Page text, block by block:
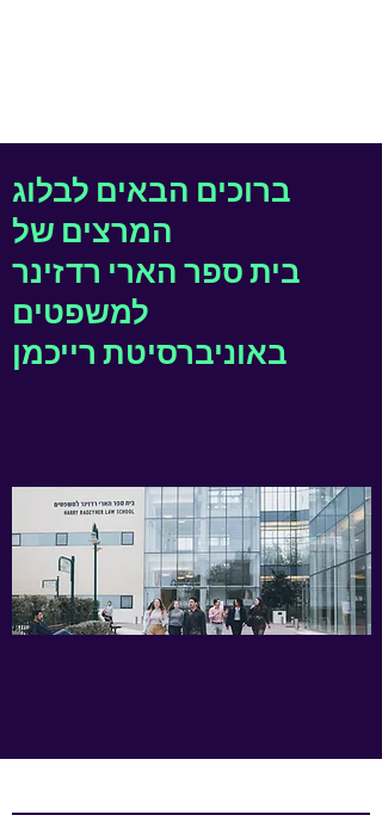
ברוכים הבאים לבלוג
המרצים של
בית ספר הארי רדזינר
למשפטים
באוניברסיטת רייכמן